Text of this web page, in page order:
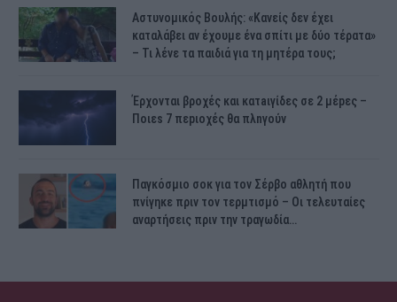
Αστυνομικός Bουλής: «Κανείς δεν έχει
καταλάβει αν έχουμε ένα σπίτι με δύο τέρατα»
– Τι λένε τα παιδιά για τη μητέρα τους;
Έρχονται βροχές και κατaιγίδες σε 2 μέpες –
Ποιεs 7 πεpιοχές θα πλnγούν
Παγκόσμιο σοκ για τον Σέρβο αθλητή που
πνίγηκε πριν τον τερμτισμό – Οι τελευταίες
αναρτήσεις πριν την τραγωδία…